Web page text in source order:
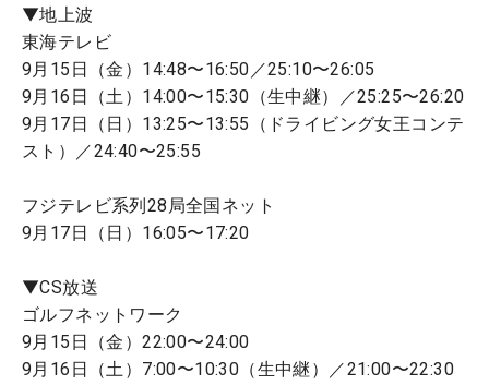
▼地上波
東海テレビ
9月15日（金）14:48〜16:50／25:10〜26:05
9月16日（土）14:00〜15:30（生中継）／25:25〜26:20
9月17日（日）13:25〜13:55（ドライビング女王コンテ
スト）／24:40〜25:55
フジテレビ系列28局全国ネット
9月17日（日）16:05〜17:20
▼CS放送
ゴルフネットワーク
9月15日（金）22:00〜24:00
9月16日（土）7:00〜10:30（生中継）／21:00〜22:30